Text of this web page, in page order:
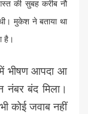
की सुबह करीब नौ
मुकेश ने बताया था
है।
में भीषण आपदा आ
बंद मिला।
कोई जवाब नहीं